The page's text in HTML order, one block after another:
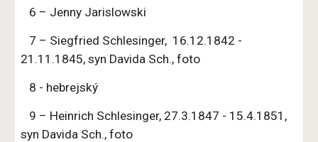
6 – Jenny Jarislowski
7 – Siegfried Schlesinger, 16.12.1842 -
21.11.1845, syn Davida Sch., foto
8 - hebrejský
9 – Heinrich Schlesinger, 27.3.1847 - 15.4.1851,
syn Davida Sch., foto